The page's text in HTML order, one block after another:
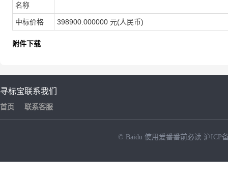
名称
中标价格 398900.000000 元(人民币)
附件下载
寻标宝
首页
联系我们
联系客服
© Baidu 使用爱番番前必读 沪ICP